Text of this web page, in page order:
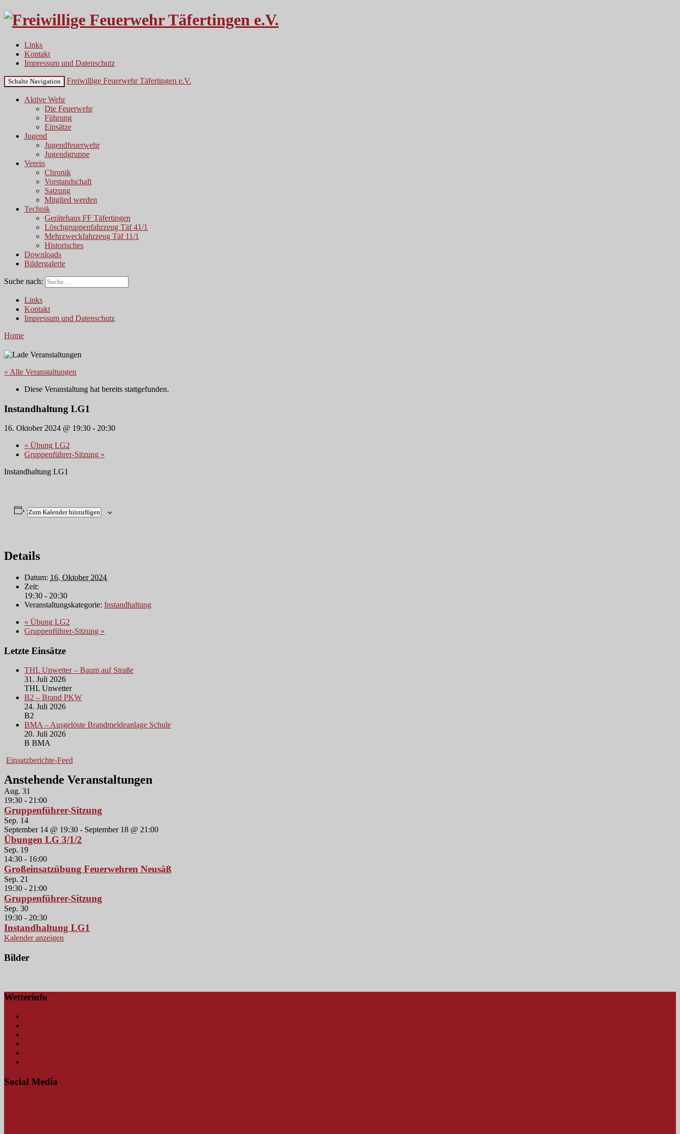
Links
Kontakt
Impressum und Datenschutz
Schalte Navigation Freiwillige Feuerwehr Täfertingen e.V.
Aktive Wehr
Die Feuerwehr
Führung
Einsätze
Jugend
Jugendfeuerwehr
Jugendgruppe
Verein
Chronik
Vorstandschaft
Satzung
Mitglied werden
Technik
Gerätehaus FF Täfertingen
Löschgruppenfahrzeug Täf 41/1
Mehrzweckfahrzeug Täf 11/1
Historisches
Downloads
Bildergalerie
Suche nach:
Links
Kontakt
Impressum und Datenschutz
Home
« Alle Veranstaltungen
Diese Veranstaltung hat bereits stattgefunden.
Instandhaltung LG1
16. Oktober 2024 @ 19:30 - 20:30
« Übung LG2
Gruppenführer-Sitzung »
Instandhaltung LG1
Zum Kalender hinzufügen
Details
Datum: 16. Oktober 2024
Zeit:
19:30 - 20:30
Veranstaltungskategorie: Instandhaltung
« Übung LG2
Gruppenführer-Sitzung »
Letzte Einsätze
THL Unwetter – Baum auf Straße
31. Juli 2026
THL Unwetter
B2 – Brand PKW
24. Juli 2026
B2
BMA – Ausgelöste Brandmeldeanlage Schule
20. Juli 2026
B BMA
Einsatzberichte-Feed
Anstehende Veranstaltungen
Aug. 31
19:30 - 21:00
Gruppenführer-Sitzung
Sep. 14
September 14 @ 19:30 - September 18 @ 21:00
Übungen LG 3/1/2
Sep. 19
14:30 - 16:00
Großeinsatzübung Feuerwehren Neusäß
Sep. 21
19:30 - 21:00
Gruppenführer-Sitzung
Sep. 30
19:30 - 20:30
Instandhaltung LG1
Kalender anzeigen
Bilder
Wetterinfo
Social Media